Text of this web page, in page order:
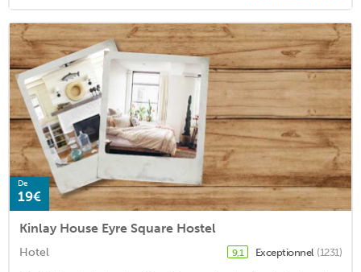
De
19€
Kinlay House Eyre Square Hostel
Hotel 9,1 Exceptionnel (1231)